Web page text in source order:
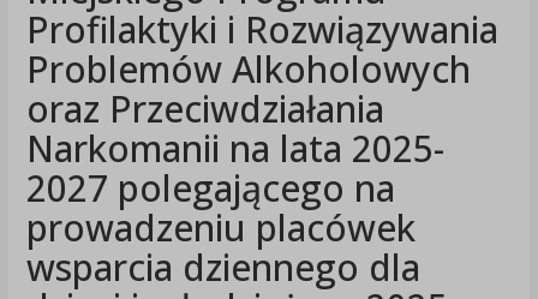
Profilaktyki i Rozwiązywania
Problemów Alkoholowych
oraz Przeciwdziałania
Narkomanii na lata 2025-
2027 polegającego na
prowadzeniu placówek
wsparcia dziennego dla